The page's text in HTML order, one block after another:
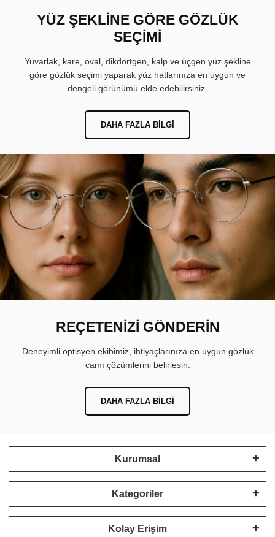
YÜZ ŞEKLİNE GÖRE GÖZLÜK
SEÇİMİ
Yuvarlak, kare, oval, dikdörtgen, kalp ve üçgen yüz şekline
göre gözlük seçimi yaparak yüz hatlarınıza en uygun ve
dengeli görünümü elde edebilirsiniz.
DAHA FAZLA BILGI
REÇETENİZİ GÖNDERİN
Deneyimli optisyen ekibimiz, ihtiyaçlarınıza en uygun gözlük
camı çözümlerini belirlesin.
DAHA FAZLA BILGI
Kurumsal
Kategoriler
Kolay Erişim